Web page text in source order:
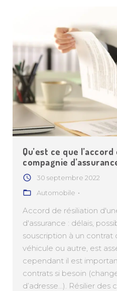
Qu’est ce que
compagnie
30 septembre 2022
Automobile
Accord de résiliation
d'assurance : délais,
souscription à un contrat
véhicule ou autre, est
cependant il est
contrats si besoin
d’adresse…). Résilier des